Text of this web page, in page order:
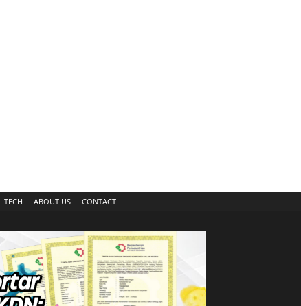
TECH ABOUT US CONTACT